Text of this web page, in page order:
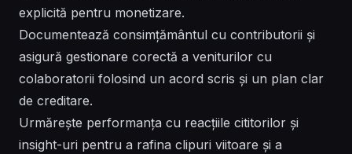
explicită pentru monetizare.
Documentează consimțământul cu contributorii și
asigură gestionare corectă a veniturilor cu
colaboratorii folosind un acord scris și un plan clar
de creditare.
Urmărește performanța cu reacțiile cititorilor și
insight-uri pentru a rafina clipuri viitoare și a